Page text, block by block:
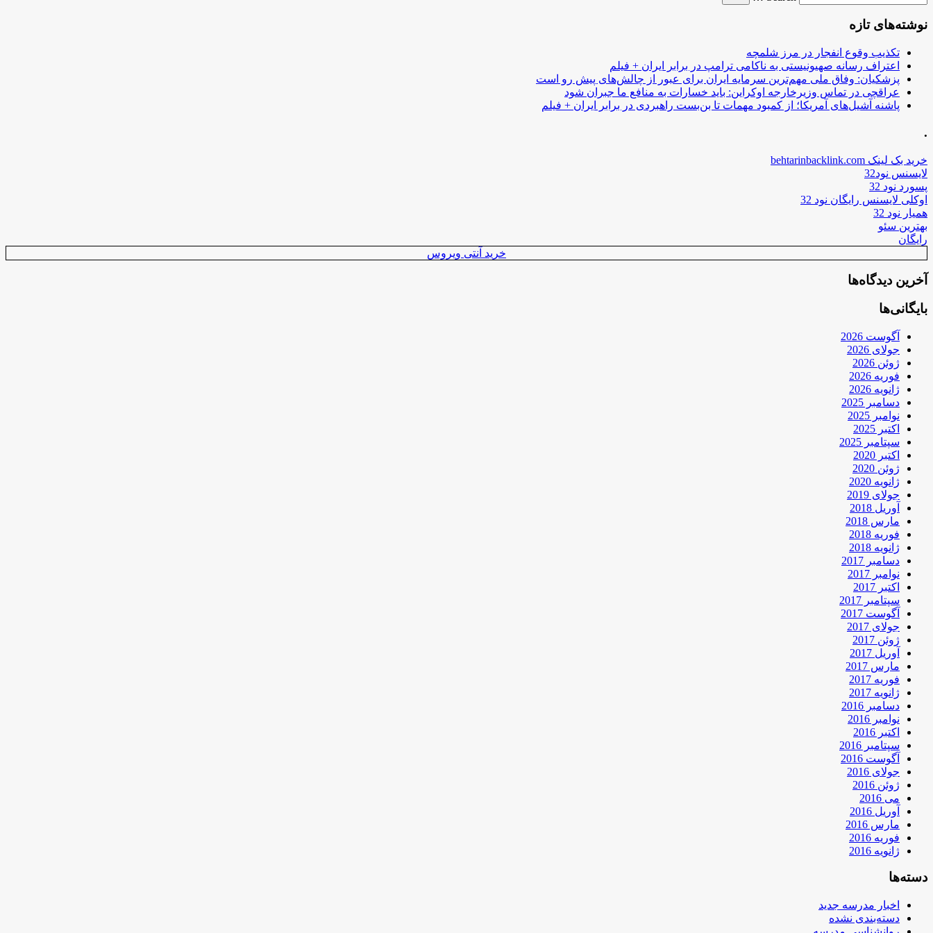
نوشته‌های تازه
تکذیب وقوع انفجار در مرز شلمچه
اعتراف رسانه صهیونیستی به ناکامی ترامپ در برابر ایران + فیلم
پزشکیان: وفاق ملی مهم‌ترین سرمایه ایران برای عبور از چالش‌های پیش رو است
عراقچی در تماس وزیرخارجه اوکراین: باید خسارات به منافع ما جبران شود
پاشنه آشیل‌های آمریکا؛ از کمبود مهمات تا بن‌بست راهبردی در برابر ایران + فیلم
.
خرید بک لینک behtarinbacklink.com
لایسنس نود32
پسورد نود 32
اوکلی لایسنس رایگان نود 32
همیار نود 32
بهترین سئو
رایگان
خرید آنتی ویروس
آخرین دیدگاه‌ها
بایگانی‌ها
آگوست 2026
جولای 2026
ژوئن 2026
فوریه 2026
ژانویه 2026
دسامبر 2025
نوامبر 2025
اکتبر 2025
سپتامبر 2025
اکتبر 2020
ژوئن 2020
ژانویه 2020
جولای 2019
آوریل 2018
مارس 2018
فوریه 2018
ژانویه 2018
دسامبر 2017
نوامبر 2017
اکتبر 2017
سپتامبر 2017
آگوست 2017
جولای 2017
ژوئن 2017
آوریل 2017
مارس 2017
فوریه 2017
ژانویه 2017
دسامبر 2016
نوامبر 2016
اکتبر 2016
سپتامبر 2016
آگوست 2016
جولای 2016
ژوئن 2016
می 2016
آوریل 2016
مارس 2016
فوریه 2016
ژانویه 2016
دسته‌ها
اخبار مدرسه جدید
دسته‌بندی نشده